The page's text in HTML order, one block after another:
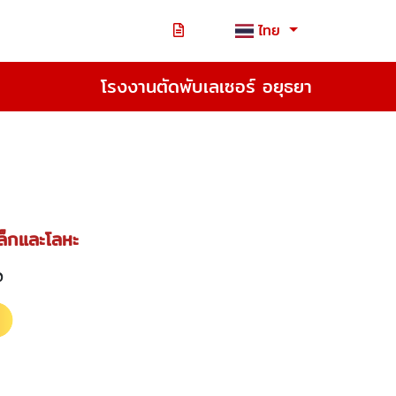
ไทย
โรงงานตัดพับเลเซอร์ อยุธยา
และโลหะ